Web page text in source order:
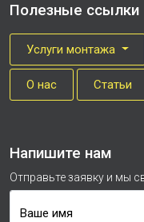
Полезные ссылки
Услуги монтажа
О нас Cтатьи
Напишите нам
Отправьте заявку и мы
Ваше имя